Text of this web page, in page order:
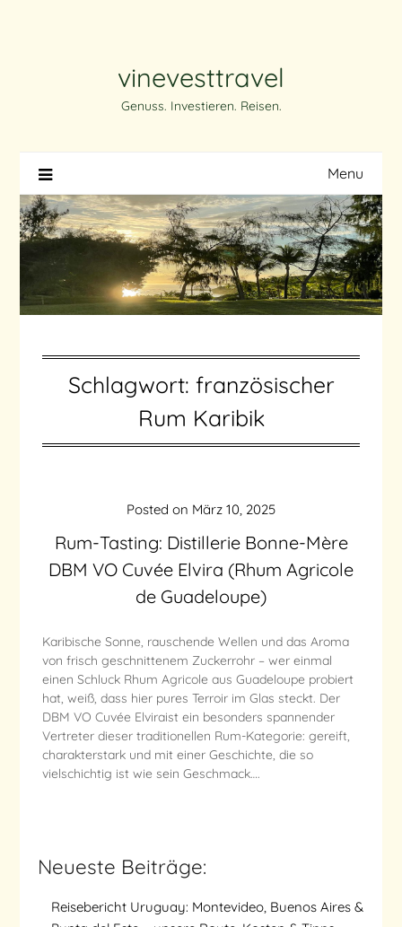
vinevesttravel
Genuss. Investieren. Reisen.
Menu
Schlagwort: französischer
Rum Karibik
Rum-Tasting: Distillerie Bonne-Mère
DBM VO Cuvée Elvira (Rhum Agricole
de Guadeloupe)
Posted on März 10, 2025
Karibische Sonne, rauschende Wellen und das Aroma
von frisch geschnittenem Zuckerrohr – wer einmal
einen Schluck Rhum Agricole aus Guadeloupe probiert
hat, weiß, dass hier pures Terroir im Glas steckt. Der
DBM VO Cuvée Elviraist ein besonders spannender
Vertreter dieser traditionellen Rum-Kategorie: gereift,
charakterstark und mit einer Geschichte, die so
vielschichtig ist wie sein Geschmack….
Neueste Beiträge:
Reisebericht Uruguay: Montevideo, Buenos Aires &